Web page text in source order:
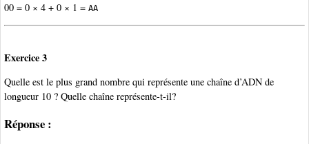
00 = 0 × 4 + 0 × 1 = AA
Exercice 3
Quelle est le plus grand nombre qui représente une chaîne d’ADN de
longueur 10 ? Quelle chaîne représente-t-il?
Réponse :